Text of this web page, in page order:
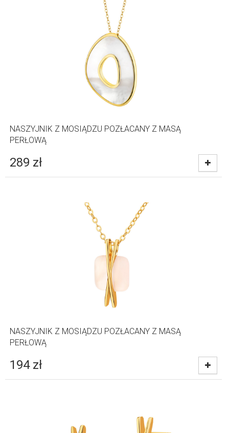
NASZYJNIK Z MOSIĄDZU POZŁACANY Z MASĄ
PERŁOWĄ
289 zł
NASZYJNIK Z MOSIĄDZU POZŁACANY Z MASĄ
PERŁOWĄ
194 zł